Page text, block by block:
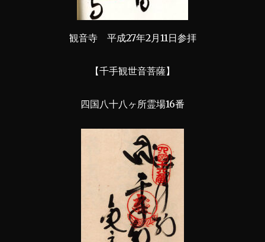
観音寺 平成27年2月11日参拝
【千手観世音菩薩】
四国八十八ヶ所霊場16番